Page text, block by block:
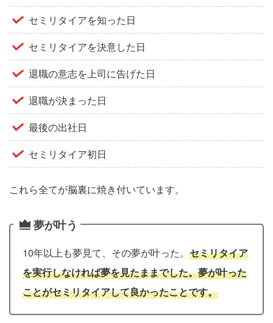
セミリタイアを知った日
セミリタイアを決意した日
退職の意志を上司に告げた日
退職が決まった日
最後の出社日
セミリタイア初日
これら全てが脳裏に焼き付いています。
夢が叶う
10年以上も夢見て、その夢が叶った。 セミリタイア
を実行しなければ夢を見たままでした。夢が叶った
ことがセミリタイアして良かったことです。